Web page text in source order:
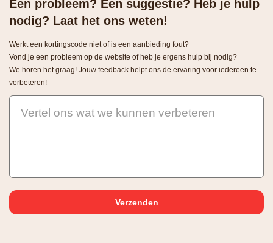
Een probleem? Een suggestie? Heb je hulp
nodig? Laat het ons weten!
Werkt een kortingscode niet of is een aanbieding fout?
Vond je een probleem op de website of heb je ergens hulp bij nodig?
We horen het graag! Jouw feedback helpt ons de ervaring voor iedereen te
verbeteren!
Vertel ons wat we kunnen verbeteren